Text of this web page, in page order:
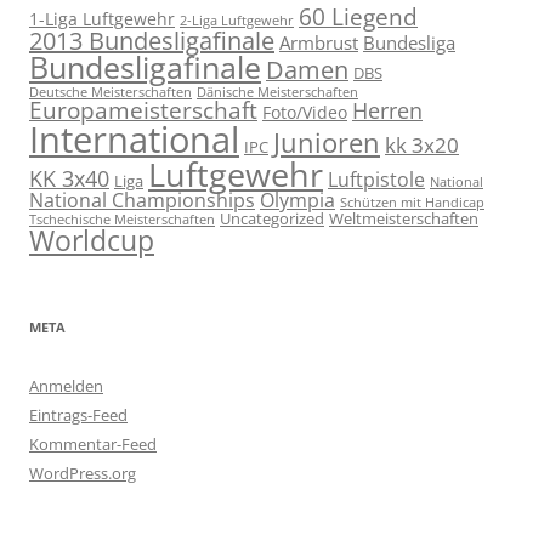
1-Liga Luftgewehr 2-Liga Luftgewehr 60 Liegend
2013 BundesligafinaleArmbrust Bundesliga
Bundesligafinale Damen DBS
Deutsche Meisterschaften Dänische Meisterschaften
Europameisterschaft Foto/Video Herren
International IPC Junioren kk 3x20
KK 3x40 Liga Luftgewehr Luftpistole National
National ChampionshipsOlympia Schützen mit Handicap
Tschechische Meisterschaften Uncategorized Weltmeisterschaften
Worldcup
META
Anmelden
Eintrags-Feed
Kommentar-Feed
WordPress.org